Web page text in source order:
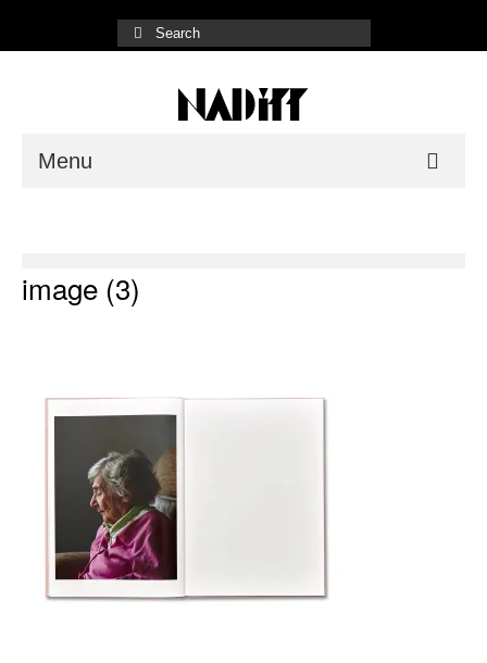
Menu
Shop List
image (3)